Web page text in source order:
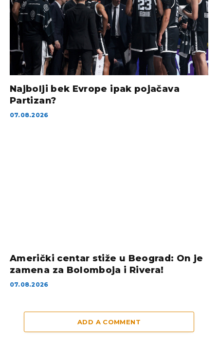
Najbolji bek Evrope ipak pojačava
Partizan?
07.08.2026
Američki centar stiže u Beograd: On je
zamena za Bolomboja i Rivera!
07.08.2026
ADD A COMMENT